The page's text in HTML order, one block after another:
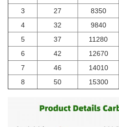
3
27 8350
4
32 9840
5
37 11280
6
42 12670
7
46 14010
8
50 15300